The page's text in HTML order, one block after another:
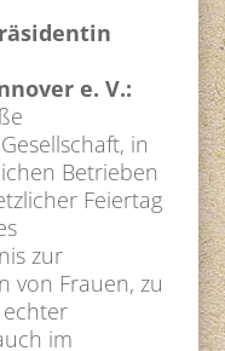
e. V.:
in
Betrieben
Feiertag
zur
von Frauen, zu
im